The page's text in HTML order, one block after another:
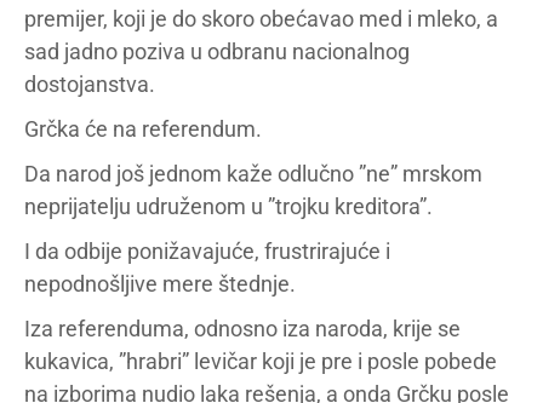
premijer, koji je do skoro obećavao med i mleko, a
sad jadno poziva u odbranu nacionalnog
dostojanstva.
Grčka će na referendum.
Da narod još jednom kaže odlučno ”ne” mrskom
neprijatelju udruženom u ”trojku kreditora”.
I da odbije ponižavajuće, frustrirajuće i
nepodnošljive mere štednje.
Iza referenduma, odnosno iza naroda, krije se
kukavica, ”hrabri” levičar koji je pre i posle pobede
na izborima nudio laka rešenja, a onda Grčku posle